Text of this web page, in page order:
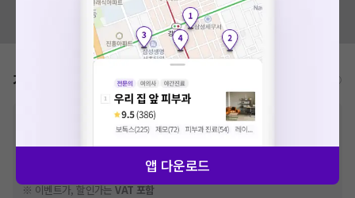
혹시 잘못된 병원정보가 있나요?
모두닥 팀에 알려주세요!
가격표
비급여 항목의 경우,추가비용 등으로 실제 가격과 상이할 수 있으니, 정확
한 가격은 해당 의료기관에 직접 문의해주세요.
※급여 항목의 경우,건강보험심사평가원에 고지되어 있는 급여 진료 기준 가
격입니다. (진료와 연관된 복합적인 비용이 추가되어, 병원마다 금액이 다르게
산정될 수 있는 점 참고 바랍니다.)
※ 이벤트가, 할인가는VAT 포함
앱 다운로드